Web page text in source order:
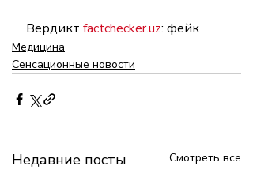
Вердикт factchecker.uz: фейк
Медицина
Сенсационные новости
Недавние посты Смотреть все